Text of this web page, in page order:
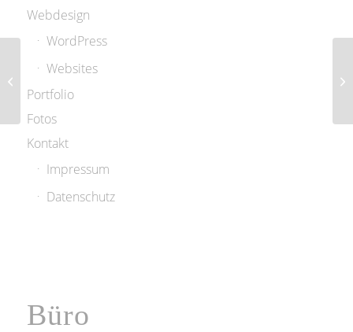
Webdesign
WordPress
Websites
Portfolio
Fotos
Kontakt
Impressum
Datenschutz
Büro
Jascha Nemtsov-
Pianist und
Musikwissenschaftler